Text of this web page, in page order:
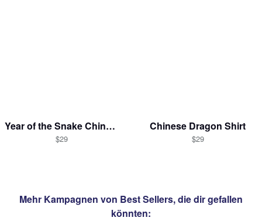
Year of the Snake Chinese New Year
$29
Chinese Dragon Shirt
$29
Mehr Kampagnen von Best Sellers, die dir gefallen
könnten: